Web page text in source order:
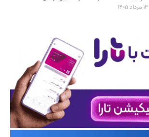
۱۳ مرداد ۱۴۰۵